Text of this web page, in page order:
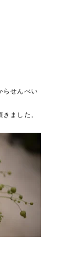
らせんべい
ました。